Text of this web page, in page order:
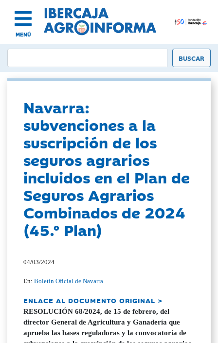
MENÚ
Navarra:
subvenciones a la
suscripción de los
seguros agrarios
incluidos en el Plan de
Seguros Agrarios
Combinados de 2024
(45.º Plan)
04/03/2024
En:Boletín Oficial de Navarra
ENLACE AL DOCUMENTO ORIGINAL >
RESOLUCIÓN 68/2024, de 15 de febrero, del
director General de Agricultura y Ganadería que
aprueba las bases reguladoras y la convocatoria de